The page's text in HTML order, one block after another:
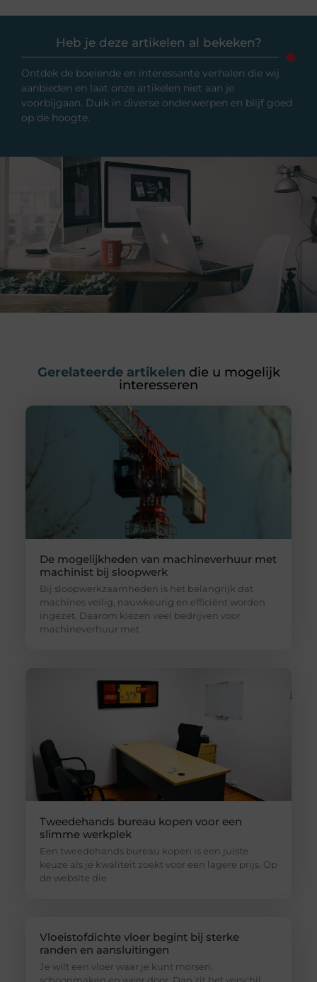
Heb je deze artikelen al bekeken?
Ontdek de boeiende en interessante verhalen die wij
aanbieden en laat onze artikelen niet aan je
voorbijgaan. Duik in diverse onderwerpen en blijf goed
op de hoogte.
Gerelateerde artikelen die u mogelijk
interesseren
De mogelijkheden van machineverhuur met
machinist bij sloopwerk
Bij sloopwerkzaamheden is het belangrijk dat
machines veilig, nauwkeurig en efficiënt worden
ingezet. Daarom kiezen veel bedrijven voor
machineverhuur met
Tweedehands bureau kopen voor een
slimme werkplek
Een tweedehands bureau kopen is een juiste
keuze als je kwaliteit zoekt voor een lagere prijs. Op
de website die
Vloeistofdichte vloer begint bij sterke
randen en aansluitingen
Je wilt een vloer waar je kunt morsen,